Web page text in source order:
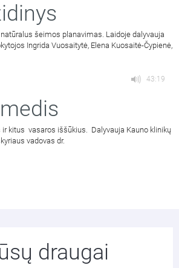
šeimos planavimas. Laidoje dalyvauja
Ingrida Vuosaitytė, Elena Kuosaitė-Čypienė,
43:19
ir kitus vasaros iššūkius. Dalyvauja Kauno klinikų
vadovas dr.
draugai